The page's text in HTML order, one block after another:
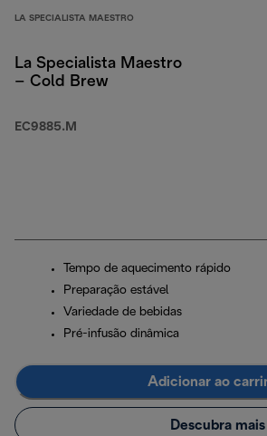
LA SPECIALISTA MAESTRO
La Specialista Maestro
– Cold Brew
EC9885.M
Tempo de aquecimento rápido
Preparação estável
Variedade de bebidas
Pré-infusão dinâmica
Adicionar ao
Descubra mais